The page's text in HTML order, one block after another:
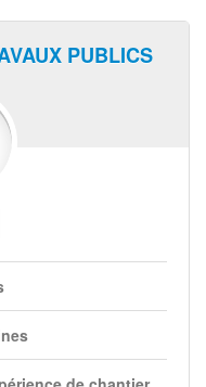
PUBLICS